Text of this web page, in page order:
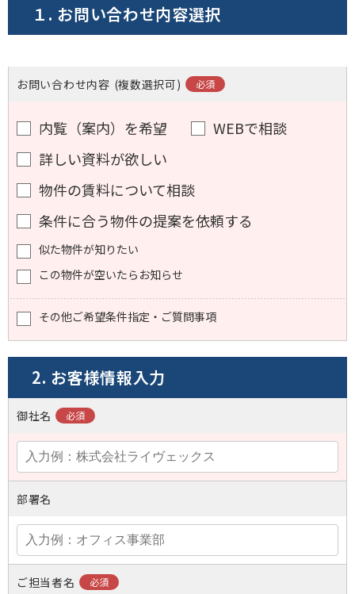
１. お問い合わせ内容選択
お問い合わせ内容 (複数選択可)
内覧（案内）を希望
WEBで相談
詳しい資料が欲しい
物件の賃料について相談
条件に合う物件の提案を依頼する
似た物件が知りたい
この物件が空いたらお知らせ
その他ご希望条件指定・ご質問事項
2. お客様情報入力
御社名
部署名
ご担当者名